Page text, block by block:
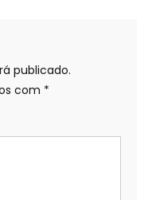
publicado.
com *